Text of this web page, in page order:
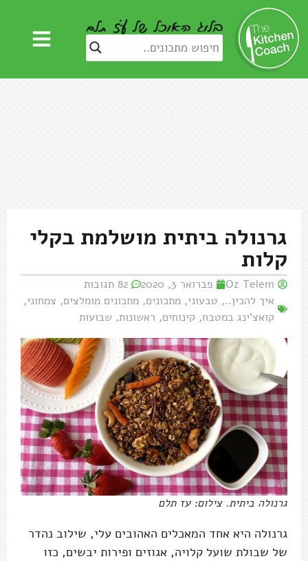
גרנולה ביתית מושלמת בקלי
קלות
Oz Telem פברואר 3, 2020
82 תגובות
איך להכין.., טבעוני, מתכונים, מתכונים מומלצים, צמחוני,
קואצ'ינג במטבח, קינוחים, ראשונות, שבועות
גרנולה ביתית. צילום: עז תלם
גרנולה היא אחד המאכלים האהובים עלי, שילוב נהדר
של שבולת שועל קלויה, אגוזים ופירות יבשים, כזו